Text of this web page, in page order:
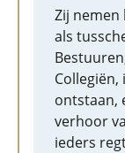
Zij nemen
als
ontstaan,
verhoor
ieders